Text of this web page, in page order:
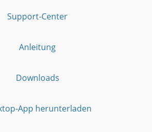
Support-Center
Anleitung
Downloads
App herunterladen